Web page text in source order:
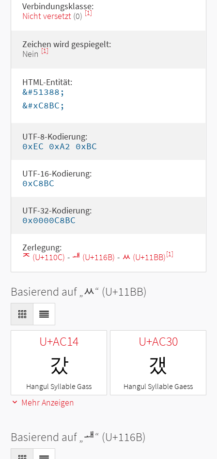
Verbindungsklasse:
Nicht versetzt(0) [1]
Zeichen wird gespiegelt:
Nein [1]
HTML-Entität:
&#51388;
&#xC8BC;
UTF-8-Kodierung:
0xEC 0xA2 0xBC
UTF-16-Kodierung:
0xC8BC
UTF-32-Kodierung:
0x0000C8BC
Zerlegung:
ᄌ (U+110C) - ᅫ (U+116B) - ᆻ (U+11BB)[1]
Basierend auf „ᆻ“ (U+11BB)
U+AC14
갔
Hangul Syllable Gass
U+AC30
갰
Hangul Syllable Gaess
Mehr Anzeigen
Basierend auf „ᅫ“ (U+116B)